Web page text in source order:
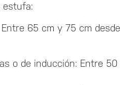
estufa:
65 cm y 75 cm desde
o de inducción: Entre 50